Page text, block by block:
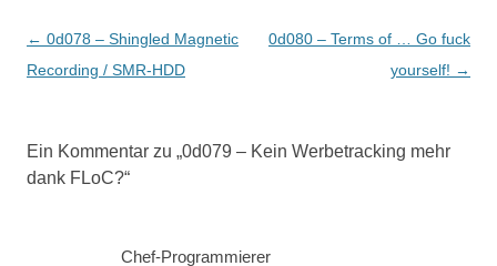
Beitragsnavigation
← 0d078 – Shingled Magnetic
Recording / SMR-HDD
0d080 – Terms of … Go fuck
yourself! →
Ein Kommentar zu „0d079 – Kein Werbetracking mehr
dank FLoC?“
Chef-Programmierer